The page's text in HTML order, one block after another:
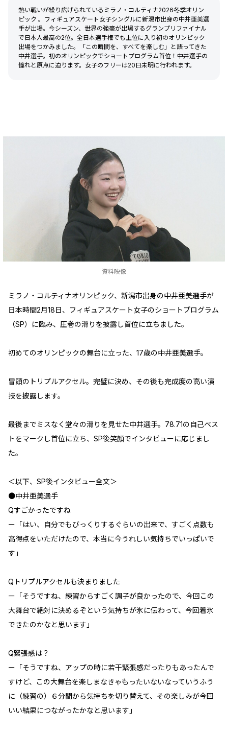
熱い戦いが繰り広げられているミラノ・コルティナ2026冬季オリン
ピック 。フィギュアスケート女子シングルに新潟市出身の中井亜美選
手が出場。今シーズン、世界の強豪が出場するグランプリファイナル
で日本人最高の2位。全日本選手権でも上位に入り初のオリンピック
出場をつかみました。「この瞬間を、すべてを楽しむ」と語ってきた
中井選手。初のオリンピックでショートプログラム首位！中井選手の
憧れと原点に迫ります。女子のフリーは20日未明に行われます。
資料映像
ミラノ・コルティナオリンピック、新潟市出身の中井亜美選手が
日本時間2月18日、フィギュアスケート女子のショートプログラム
（SP）に臨み、圧巻の滑りを披露し首位に立ちました。
初めてのオリンピックの舞台に立った、17歳の中井亜美選手。
冒頭のトリプルアクセル。完璧に決め、その後も完成度の高い演
技を披露します。
最後までミスなく堂々の滑りを見せた中井選手。78.71の自己ベス
トをマークし首位に立ち、SP後笑顔でインタビューに応じまし
た。
＜以下、SP後インタビュー全文＞
●中井亜美選手
Qすごかったですね
ー「はい、自分でもびっくりするぐらいの出来で、すごく点数も
高得点をいただけたので、本当に今うれしい気持ちでいっぱいで
す」
Qトリプルアクセルも決まりました
ー「そうですね、練習からすごく調子が良かったので、今回この
大舞台で絶対に決めるぞという気持ちが氷に伝わって、今回着氷
できたのかなと思います」
Q緊張感は？
ー「そうですね、アップの時に若干緊張感だったりもあったんで
すけど、この大舞台を楽しまなきゃもったいないなっていうふう
に（練習の）６分間から気持ちを切り替えて、その楽しみが今回
いい結果につながったかなと思います」